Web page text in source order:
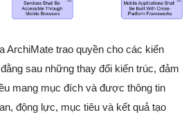
ArchiMate trao quyền cho các kiến
sau những thay đổi kiến trúc, đảm
mang mục đích và được thông tin
động lực, mục tiêu và kết quả tạo